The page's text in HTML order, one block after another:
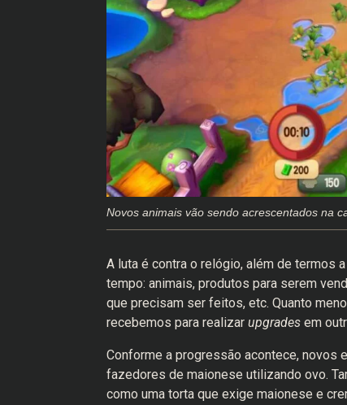
Novos animais vão sendo acrescentados na
A luta é contra o relógio, além de termos
tempo: animais, produtos para serem
que precisam ser feitos, etc. Quanto
recebemos para realizar upgrades em
Conforme a progressão acontece,
fazedores de maionese utilizando ovo.
como uma torta que exige maionese e